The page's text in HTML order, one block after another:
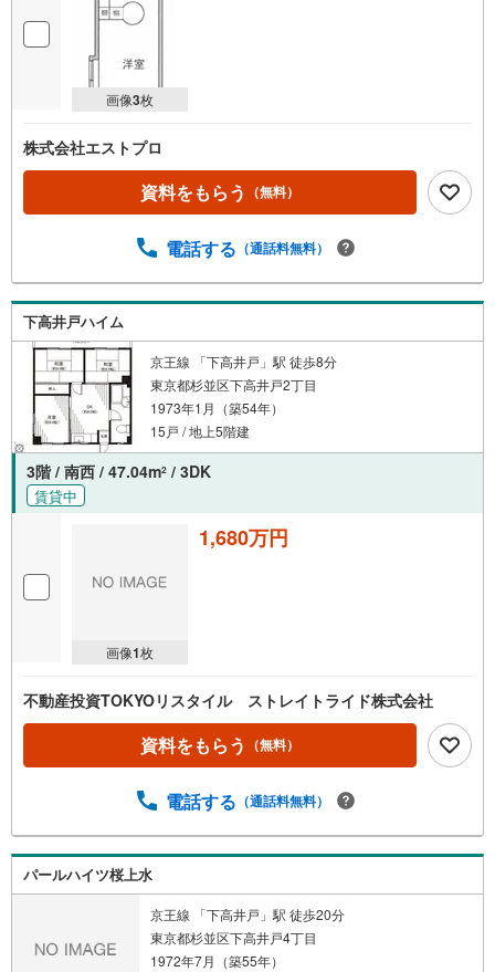
画像3枚
株式会社エストプロ
資料をもらう （無料）
電話する （通話料無料）
下高井戸ハイム
京王線 「下高井戸」駅 徒歩8分
東京都杉並区下高井戸2丁目
1973年1月（築54年）
15戸 / 地上5階建
3階 / 南西 / 47.04m2 / 3DK
賃貸中
画像1枚
1,680万円
不動産投資TOKYOリスタイル ストレイトライド株式会社
資料をもらう （無料）
電話する （通話料無料）
パールハイツ桜上水
京王線 「下高井戸」駅 徒歩20分
東京都杉並区下高井戸4丁目
1972年7月（築55年）